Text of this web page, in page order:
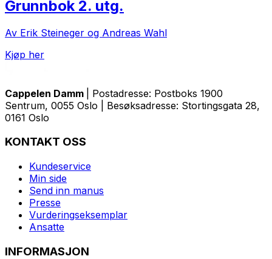
Grunnbok 2. utg.
Av Erik Steineger og Andreas Wahl
Kjøp her
Cappelen Damm
| Postadresse: Postboks 1900
Sentrum, 0055 Oslo | Besøksadresse: Stortingsgata 28,
0161 Oslo
KONTAKT OSS
Kundeservice
Min side
Send inn manus
Presse
Vurderingseksemplar
Ansatte
INFORMASJON